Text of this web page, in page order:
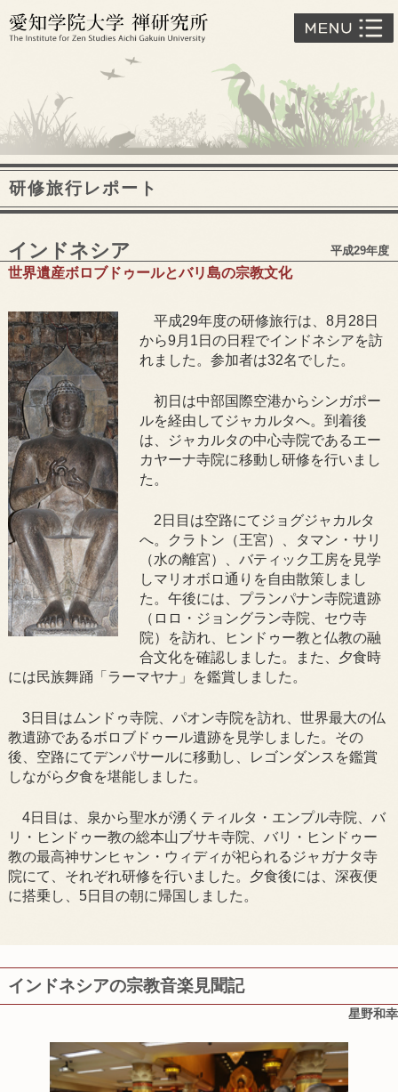
研修旅行レポート
インドネシア 平成29年度
世界遺産ボロブドゥールとバリ島の宗教文化
平成29年度の研修旅行は、8月28日
から9月1日の日程でインドネシアを訪
れました。参加者は32名でした。
初日は中部国際空港からシンガポー
ルを経由してジャカルタへ。到着後
は、ジャカルタの中心寺院であるエー
カヤーナ寺院に移動し研修を行いまし
た。
2日目は空路にてジョグジャカルタ
へ。クラトン（王宮）、タマン・サリ
（水の離宮）、バティック工房を見学
しマリオボロ通りを自由散策しまし
た。午後には、プランパナン寺院遺跡
（ロロ・ジョングラン寺院、セウ寺
院）を訪れ、ヒンドゥー教と仏教の融
合文化を確認しました。また、夕食時
には民族舞踊「ラーマヤナ」を鑑賞しました。
3日目はムンドゥ寺院、パオン寺院を訪れ、世界最大の仏
教遺跡であるボロブドゥール遺跡を見学しました。その
後、空路にてデンパサールに移動し、レゴンダンスを鑑賞
しながら夕食を堪能しました。
4日目は、泉から聖水が湧くティルタ・エンプル寺院、バ
リ・ヒンドゥー教の総本山ブサキ寺院、バリ・ヒンドゥー
教の最高神サンヒャン・ウィディが祀られるジャガナタ寺
院にて、それぞれ研修を行いました。夕食後には、深夜便
に搭乗し、5日目の朝に帰国しました。
インドネシアの宗教音楽見聞記
星野和幸